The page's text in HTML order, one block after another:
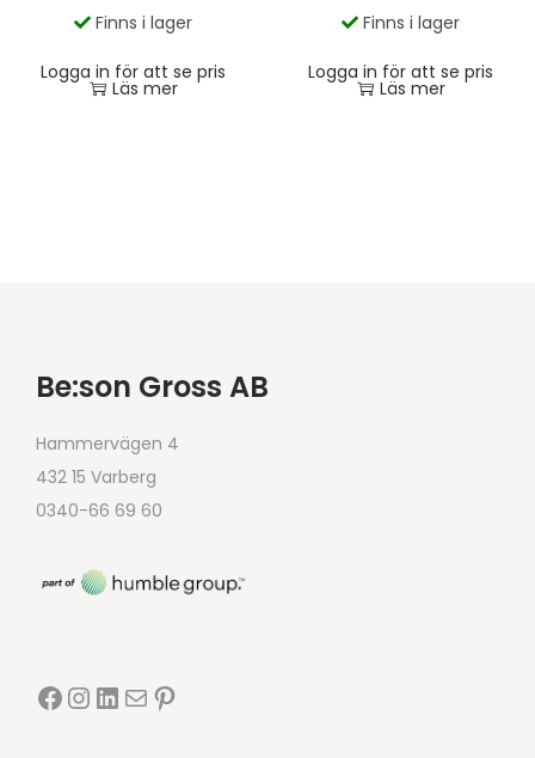
Finns i lager
Logga in för att se pris
Läs mer
Finns i lager
Logga in för att se pris
Läs mer
Be:son Gross AB
Hammervägen 4
432 15 Varberg
0340-66 69 60